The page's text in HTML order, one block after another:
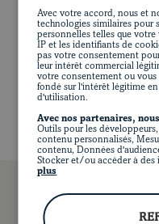
EN
vapeur de s’échapper.
Cuire au four environ
croûte soit bien dorée.
servir.
VALEUR
467 calories 13 g de
36 g de glucides
4 g de
583 mg de sodium
Avec votre accord, nous et
technologies similaires pour
personnelles telles que votre
IP et les identifiants de
pas votre consentement
leur intérêt commercial
votre consentement ou
fondé sur l'intérêt légitime
d'utilisation.
Avec nos partenaires,
Outils pour les
contenu personnalisés,
contenu, Données
Stocker et/ou accéder à
plus